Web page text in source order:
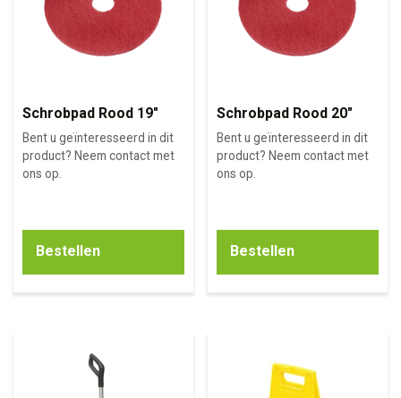
Schrobpad Rood 19″
Bent u geïnteresseerd in dit
product? Neem contact met
ons op.
Bestellen
Schrobpad Rood 20″
Bent u geïnteresseerd in dit
product? Neem contact met
ons op.
Bestellen